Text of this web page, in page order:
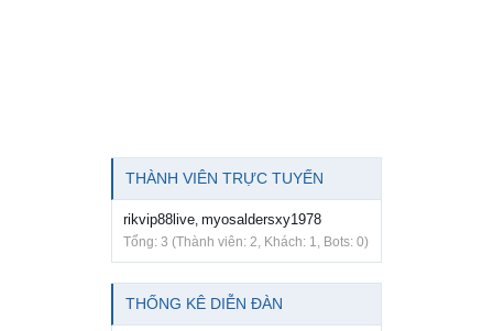
THÀNH VIÊN TRỰC TUYẾN
rikvip88live, myosaldersxy1978
Tổng: 3 (Thành viên: 2, Khách: 1, Bots: 0)
THỐNG KÊ DIỄN ĐÀN